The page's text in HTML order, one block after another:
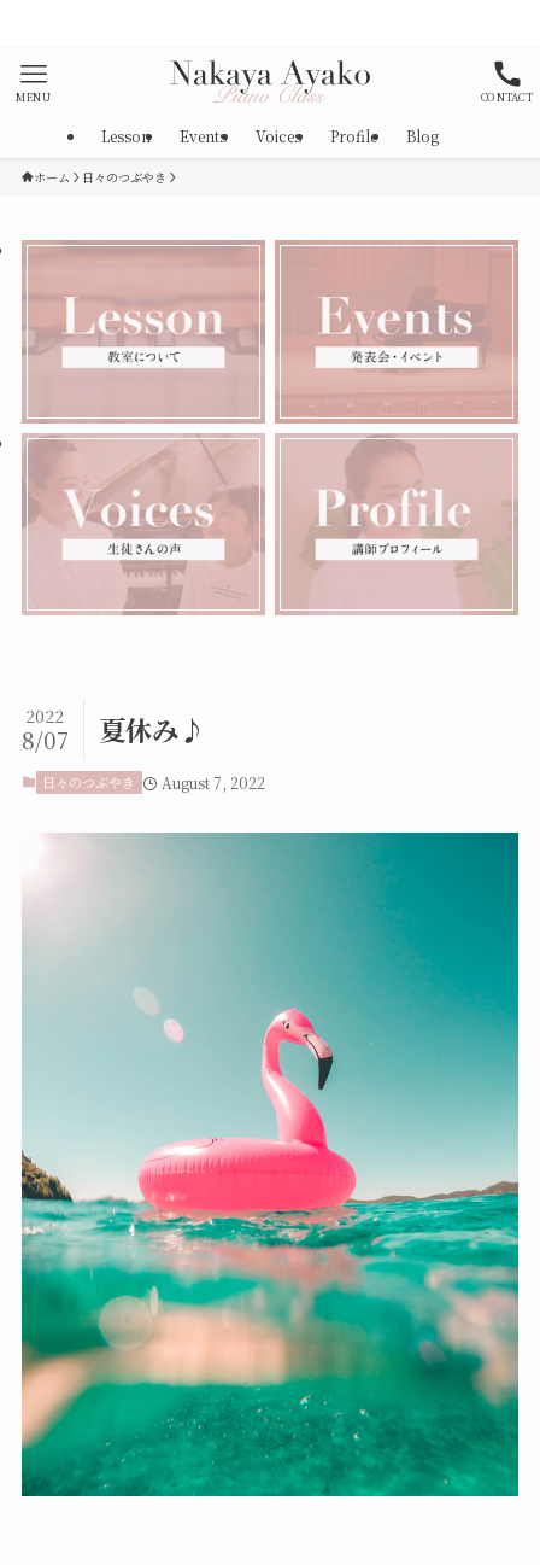
CONTACT
MENU
Lesson Events Voices Profile Blog
ホーム 日々のつぶやき
夏休み♪
2022
8/07
日々のつぶやき August 7, 2022